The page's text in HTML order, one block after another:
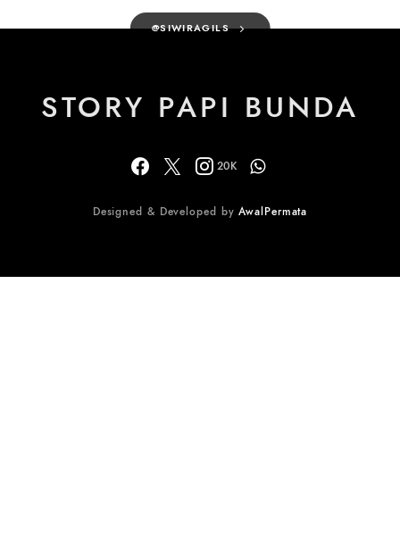
@SIWIRAGILS
STORY PAPI BUNDA
20K
Designed & Developed byAwalPermata